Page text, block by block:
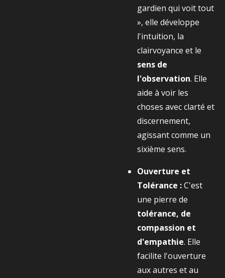
gardien qui voit tout
», elle développe
l'intuition, la
clairvoyance et le
sens de
l'observation. Elle
aide à voir les
choses avec clarté et
discernement,
agissant comme un
sixième sens.
Ouverture et
Tolérance :C'est
une pierre de
tolérance, de
compassion et
d'empathie. Elle
facilite l'ouverture
aux autres et au